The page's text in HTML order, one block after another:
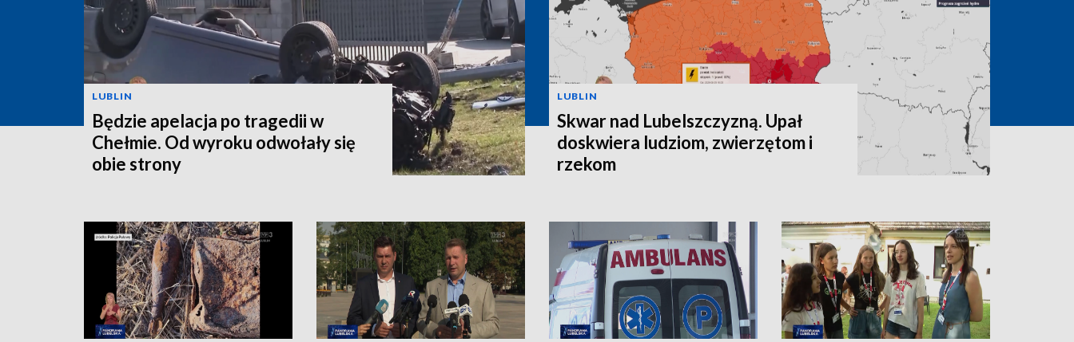
LUBLIN
Będzie apelacja po tragedii w
Chełmie. Od wyroku odwołały się
obie strony
LUBLIN
Skwar nad Lubelszczyzną. Upał
doskwiera ludziom, zwierzętom i
rzekom